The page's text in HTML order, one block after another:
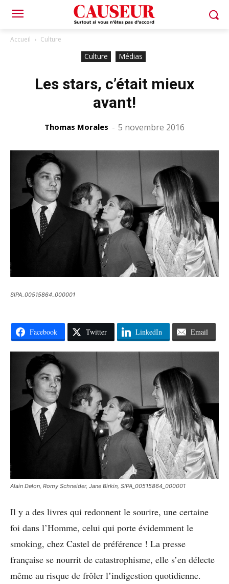
Accueil Culture
Culture Médias
Les stars, c’était mieux
avant!
Thomas Morales - 5 novembre 2016
SIPA_00515864_000001
Facebook Twitter LinkedIn Email
Alain Delon, Romy Schneider, Jane Birkin, SIPA_00515864_000001
Il y a des livres qui redonnent le sourire, une certaine
foi dans l’Homme, celui qui porte évidemment le
smoking, chez Castel de préférence ! La presse
française se nourrit de catastrophisme, elle s’en délecte
même au risque de frôler l’indigestion quotidienne.